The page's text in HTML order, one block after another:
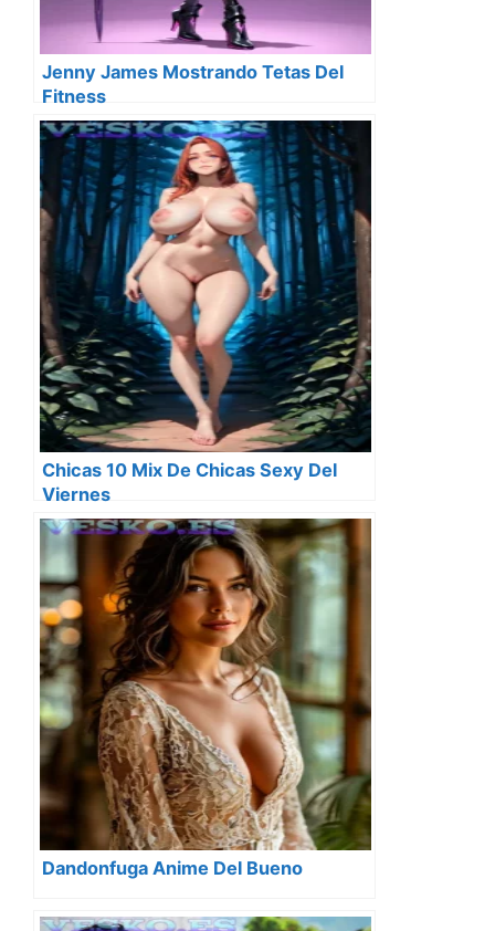
Jenny James Mostrando Tetas Del
Fitness
Chicas 10 Mix De Chicas Sexy Del
Viernes
Dandonfuga Anime Del Bueno